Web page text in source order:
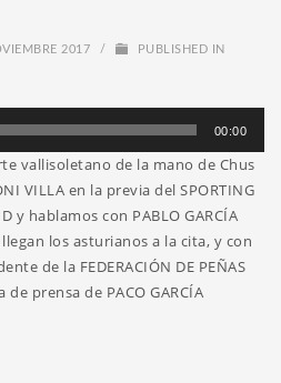
2017 /
PUBLISHED IN
00:00
vallisoletano de la mano de Chus
VILLA en la previa del SPORTING
y hablamos con PABLO GARCÍA
los asturianos a la cita, y con
de la FEDERACIÓN DE PEÑAS
prensa de PACO GARCÍA